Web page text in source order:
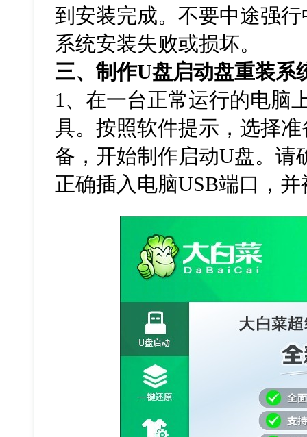
到安装完成。不要中途强
系统安装失败或损坏。
三、制作U盘启动盘重装系
1 、在一台正常运行的电脑
具。按照软件提示，选择准
备，开始制作启动U盘。请
正确插入电脑USB端口，并